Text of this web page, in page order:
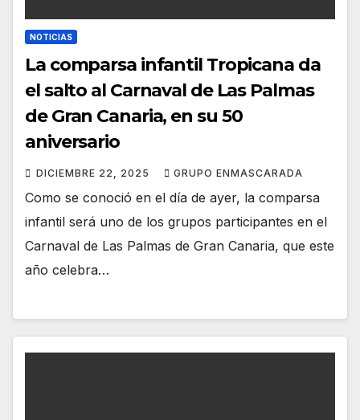
NOTICIAS
La comparsa infantil Tropicana da
el salto al Carnaval de Las Palmas
de Gran Canaria, en su 50
aniversario
DICIEMBRE 22, 2025 GRUPO ENMASCARADA
Como se conoció en el día de ayer, la comparsa
infantil será uno de los grupos participantes en el
Carnaval de Las Palmas de Gran Canaria, que este
año celebra…